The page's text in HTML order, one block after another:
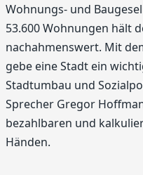
Wohnungs- und
53.600 Wohnungen hält
nachahmenswert. Mit
gebe eine Stadt ein
Stadtumbau und
Sprecher Gregor
bezahlbaren und
Händen.